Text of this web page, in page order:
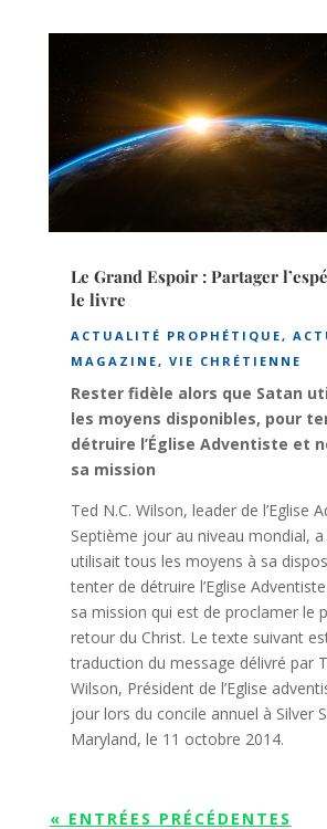
Le Grand Espoir : Partager
le livre
ACTUALITÉ PROPHÉTIQUE,
MAGAZINE, VIE CHRÉTIENNE
Rester fidèle alors que Satan
les moyens disponibles, pour
détruire l’Église Adventiste et
sa mission
Ted N.C. Wilson, leader de l’Eglise
Septième jour au niveau mondial,
utilisait tous les moyens à sa
tenter de détruire l’Eglise
sa mission qui est de proclamer le
retour du Christ. Le texte suivant
traduction du message délivré par
Wilson, Président de l’Eglise
jour lors du concile annuel à Silver
Maryland, le 11 octobre 2014.
« ENTRÉES PRÉCÉDENTES